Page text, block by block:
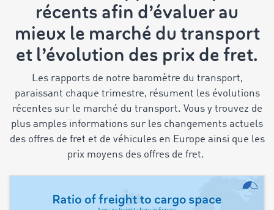
récents afin d’évaluer au
mieux le marché du transport
et l’évolution des prix de fret.
Les rapports de notre baromètre du transport,
paraissant chaque trimestre, résument les évolutions
récentes sur le marché du transport. Vous y trouvez de
plus amples informations sur les changements actuels
des offres de fret et de véhicules en Europe ainsi que les
prix moyens des offres de fret.